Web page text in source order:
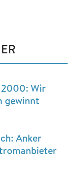
Wir
gewinnt
Anker